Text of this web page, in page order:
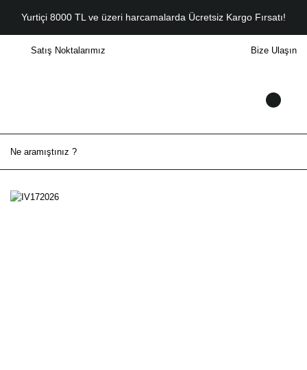
Yurtiçi 8000 TL ve üzeri harcamalarda Ücretsiz Kargo Fırsatı!
Satış Noktalarımız Bize Ulaşın